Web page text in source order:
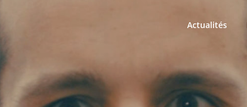
Actualités